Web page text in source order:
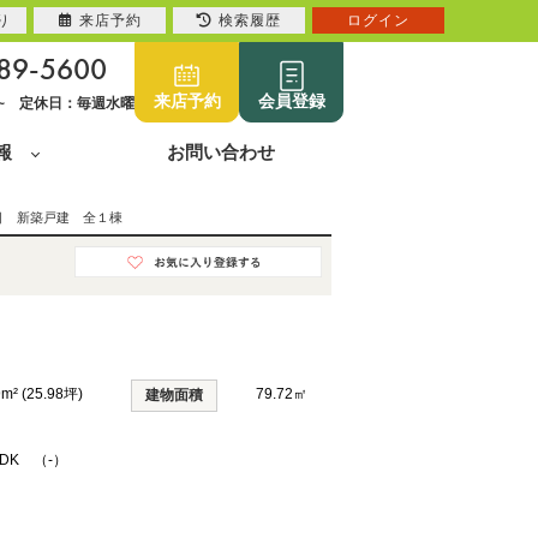
5600
定休日：毎週水曜 来店予約 会員登録
お問い合わせ
新築戸建 全１棟
(25.98坪) 建物面積 79.72㎡
（-）
来店予約 検索履歴 ログイン